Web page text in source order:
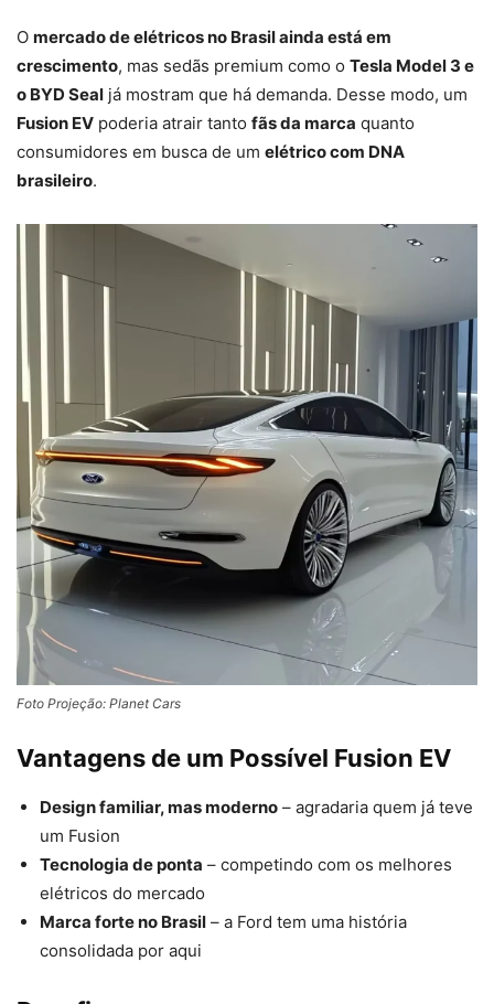
O mercado de elétricos no Brasil ainda está em
crescimento, mas sedãs premium como o Tesla Model 3 e
o BYD Seal já mostram que há demanda. Desse modo, um
Fusion EV poderia atrair tanto fãs da marca quanto
consumidores em busca de um elétrico com DNA
brasileiro.
Foto Projeção: Planet Cars
Vantagens de um Possível Fusion EV
Design familiar, mas moderno – agradaria quem já teve
um Fusion
Tecnologia de ponta – competindo com os melhores
elétricos do mercado
Marca forte no Brasil – a Ford tem uma história
consolidada por aqui